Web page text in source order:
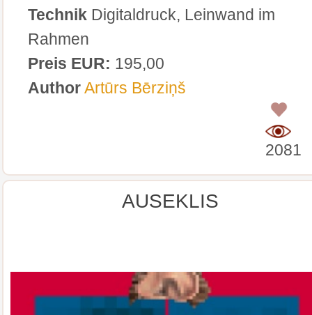
Technik Digitaldruck, Leinwand im
Rahmen
Preis EUR: 195,00
AuthorArtūrs Bērziņš
2081
AUSEKLIS